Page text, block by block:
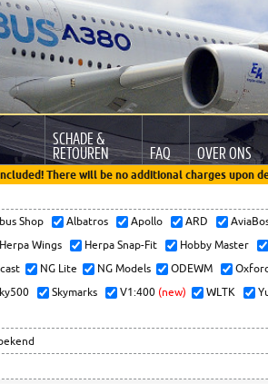
SCHADE &
RETOUREN FAQ OVER ONS
There will be no additional charges upon
Shop Albatros Apollo ARD
Herpa Wings Herpa Snap-Fit Hobby Master
NG Lite NG Models ODEWM
Skymarks V1:400 (new) WLTK